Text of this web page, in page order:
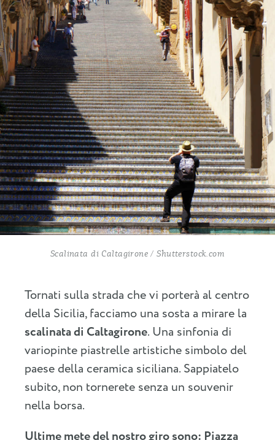
Scalinata di Caltagirone / Shutterstock.com
Tornati sulla strada che vi porterà al centro
della Sicilia, facciamo una sosta a mirare la
scalinata di Caltagirone. Una sinfonia di
variopinte piastrelle artistiche simbolo del
paese della ceramica siciliana. Sappiatelo
subito, non tornerete senza un souvenir
nella borsa.